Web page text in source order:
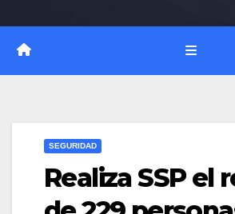
SEGURIDAD
Realiza SSP el